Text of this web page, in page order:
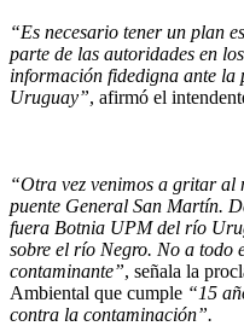
“Es necesario tener un plan
parte de las autoridades en
información fidedigna ante la
Uruguay”, afirmó el
“Otra vez venimos a gritar al
puente General San Martín.
fuera Botnia UPM del río
sobre el río Negro. No a todo
contaminante”, señala la
Ambiental que cumple “15
contra la contaminación”.